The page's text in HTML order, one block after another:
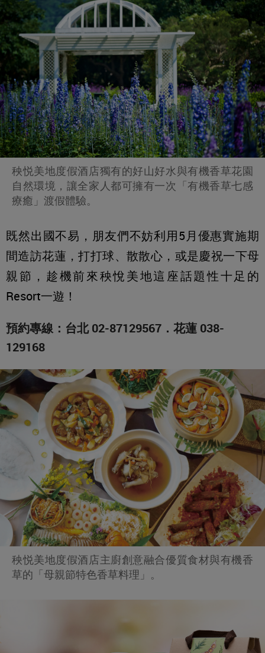
秧悦美地度假酒店獨有的好山好水與有機香草花園
自然環境，讓全家人都可擁有一次「有機香草七感
療癒」渡假體驗。
既然出國不易，朋友們不妨利用5月優惠實施期
間造訪花蓮，打打球、散散心，或是慶祝一下母
親節，趁機前來秧悅美地這座話題性十足的
Resort一遊！
預約專線：台北 02-87129567．花蓮 038-
129168
秧悦美地度假酒店主廚創意融合優質食材與有機香
草的「母親節特色香草料理」。